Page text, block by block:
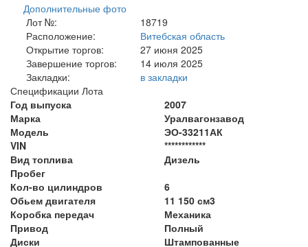
Дополнительные фото
Лот №:
18719
Расположение:
Витебская область
Открытие торгов:
27 июня 2025
Завершение торгов:
14 июля 2025
Закладки:
в закладки
Спецификации Лота
Год выпуска
2007
Марка
Уралвагонзавод
Модель
ЭО-33211АК
VIN
************
Вид топлива
Дизель
Пробег
Кол-во цилиндров
6
Обьем двигателя
11 150 см3
Коробка передач
Механика
Привод
Полный
Диски
Штампованные